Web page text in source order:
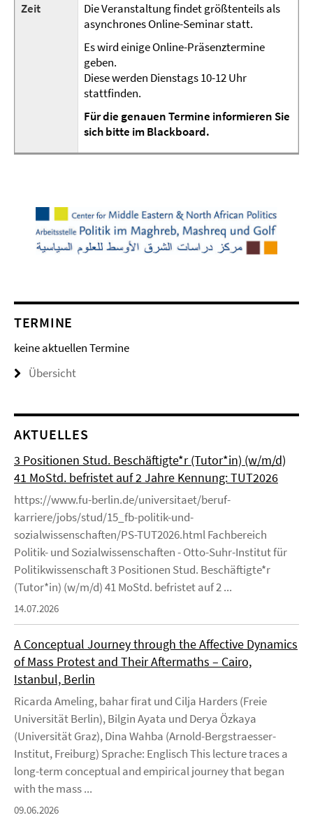
Zeit
Die Veranstaltung findet größtenteils als
asynchrones Online-Seminar statt.
Es wird einige Online-Präsenztermine
geben.
Diese werden Dienstags 10-12 Uhr
stattfinden.
Für die genauen Termine informieren Sie
sich bitte im Blackboard.
TERMINE
keine aktuellen Termine
Übersicht
AKTUELLES
3 Positionen Stud. Beschäftigte*r (Tutor*in) (w/m/d)
41 MoStd. befristet auf 2 Jahre Kennung: TUT2026
https://www.fu-berlin.de/universitaet/beruf-
karriere/jobs/stud/15_fb-politik-und-
sozialwissenschaften/PS-TUT2026.html Fachbereich
Politik- und Sozialwissenschaften - Otto-Suhr-Institut für
Politikwissenschaft 3 Positionen Stud. Beschäftigte*r
(Tutor*in) (w/m/d) 41 MoStd. befristet auf 2 ...
14.07.2026
A Conceptual Journey through the Affective Dynamics
of Mass Protest and Their Aftermaths – Cairo,
Istanbul, Berlin
Ricarda Ameling, bahar firat und Cilja Harders (Freie
Universität Berlin), Bilgin Ayata und Derya Özkaya
(Universität Graz), Dina Wahba (Arnold-Bergstraesser-
Institut, Freiburg) Sprache: Englisch This lecture traces a
long-term conceptual and empirical journey that began
with the mass ...
09.06.2026